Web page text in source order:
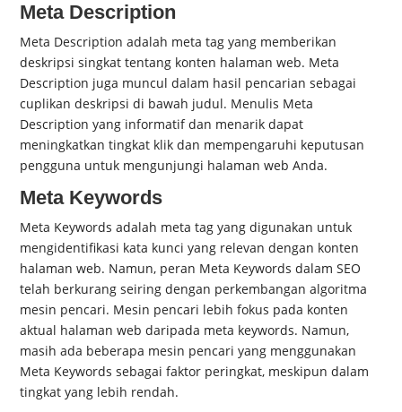
Meta Description
Meta Description adalah meta tag yang memberikan
deskripsi singkat tentang konten halaman web. Meta
Description juga muncul dalam hasil pencarian sebagai
cuplikan deskripsi di bawah judul. Menulis Meta
Description yang informatif dan menarik dapat
meningkatkan tingkat klik dan mempengaruhi keputusan
pengguna untuk mengunjungi halaman web Anda.
Meta Keywords
Meta Keywords adalah meta tag yang digunakan untuk
mengidentifikasi kata kunci yang relevan dengan konten
halaman web. Namun, peran Meta Keywords dalam SEO
telah berkurang seiring dengan perkembangan algoritma
mesin pencari. Mesin pencari lebih fokus pada konten
aktual halaman web daripada meta keywords. Namun,
masih ada beberapa mesin pencari yang menggunakan
Meta Keywords sebagai faktor peringkat, meskipun dalam
tingkat yang lebih rendah.